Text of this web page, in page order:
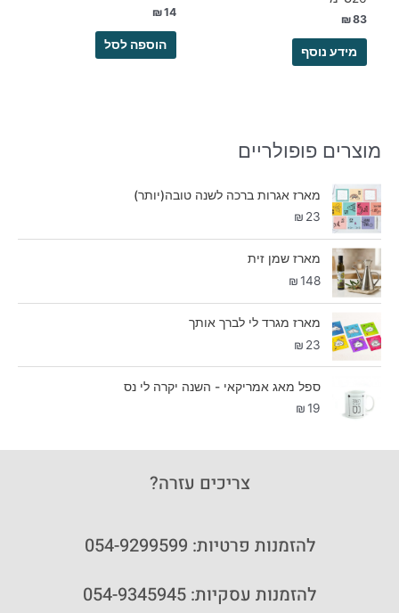
₪83
מידע נוסף
₪14
הוספה לסל
מוצרים פופולריים
מארז אגרות ברכה לשנה טובה(יותר)
₪ 23
מארז שמן זית
₪148
מארז מגרד לי לברך אותך
₪ 23
ספל מאג אמריקאי - השנה יקרה לי נס
₪19
צריכים עזרה?
להזמנות פרטיות: 054-9299599
להזמנות עסקיות: 054-9345945